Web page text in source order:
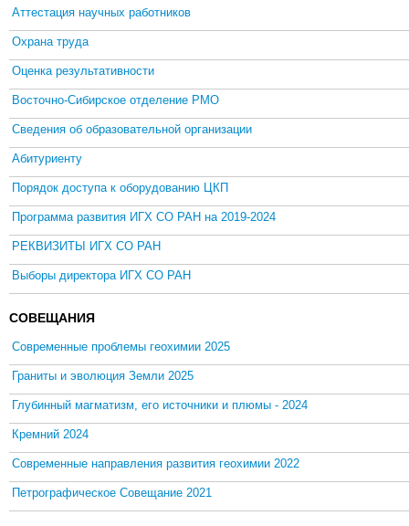
Аттестация научных работников
Охрана труда
Оценка результативности
Восточно-Сибирское отделение РМО
Сведения об образовательной организации
Абитуриенту
Порядок доступа к оборудованию ЦКП
Программа развития ИГХ СО РАН на 2019-2024
РЕКВИЗИТЫ ИГХ СО РАН
Выборы директора ИГХ СО РАН
СОВЕЩАНИЯ
Современные проблемы геохимии 2025
Граниты и эволюция Земли 2025
Глубинный магматизм, его источники и плюмы - 2024
Кремний 2024
Современные направления развития геохимии 2022
Петрографическое Совещание 2021